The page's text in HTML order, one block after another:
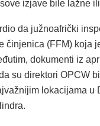
izjave bile lažne
da južnoafrički
činjenica (FFM) koja
dokumenti iz
su direktori OPCW
lokacijama u